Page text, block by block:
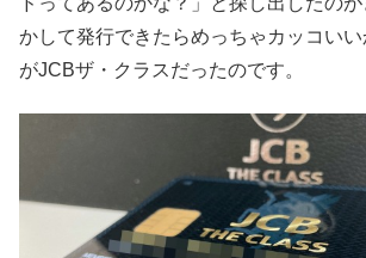
かして発行できたらめっちゃカッコい
がJCBザ・クラスだったのです。